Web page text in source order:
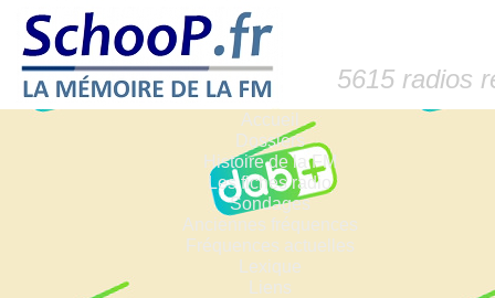
5615 radios
Accueil
Dossiers
Histoire de la FM
Les fiches radio
Sondages
Anciennes fréquences
Fréquences actuelles
Lexique
Liens